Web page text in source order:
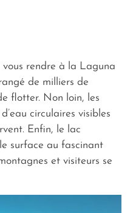
vous rendre à la Laguna
de milliers de
flotter. Non loin, les
circulaires visibles
Enfin, le lac
surface au fascinant
et visiteurs se